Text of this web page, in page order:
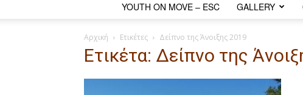
YOUTH ON MOVE – ESC
GALLERY
Αρχική Ετικέτες Δείπνο της Άνοιξης 2019
Ετικέτα: Δείπνο της